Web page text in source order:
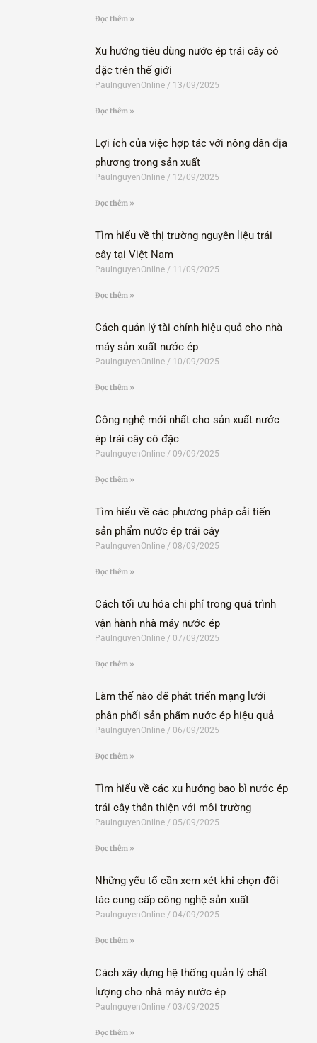
Đọc thêm »
Xu hướng tiêu dùng nước ép trái cây cô
đặc trên thế giới
PaulnguyenOnline 13/09/2025
Đọc thêm »
Lợi ích của việc hợp tác với nông dân địa
phương trong sản xuất
PaulnguyenOnline 12/09/2025
Đọc thêm »
Tìm hiểu về thị trường nguyên liệu trái
cây tại Việt Nam
PaulnguyenOnline 11/09/2025
Đọc thêm »
Cách quản lý tài chính hiệu quả cho nhà
máy sản xuất nước ép
PaulnguyenOnline 10/09/2025
Đọc thêm »
Công nghệ mới nhất cho sản xuất nước
ép trái cây cô đặc
PaulnguyenOnline 09/09/2025
Đọc thêm »
Tìm hiểu về các phương pháp cải tiến
sản phẩm nước ép trái cây
PaulnguyenOnline 08/09/2025
Đọc thêm »
Cách tối ưu hóa chi phí trong quá trình
vận hành nhà máy nước ép
PaulnguyenOnline 07/09/2025
Đọc thêm »
Làm thế nào để phát triển mạng lưới
phân phối sản phẩm nước ép hiệu quả
PaulnguyenOnline 06/09/2025
Đọc thêm »
Tìm hiểu về các xu hướng bao bì nước ép
trái cây thân thiện với môi trường
PaulnguyenOnline 05/09/2025
Đọc thêm »
Những yếu tố cần xem xét khi chọn đối
tác cung cấp công nghệ sản xuất
PaulnguyenOnline 04/09/2025
Đọc thêm »
Cách xây dựng hệ thống quản lý chất
lượng cho nhà máy nước ép
PaulnguyenOnline 03/09/2025
Đọc thêm »